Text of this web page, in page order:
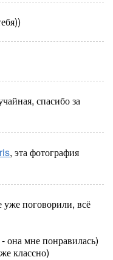
спасибо за
, эта фотография
поговорили, всё
она мне понравилась)
классно)